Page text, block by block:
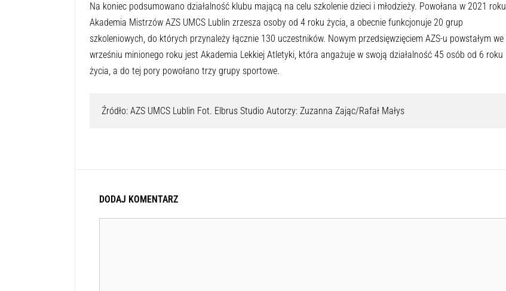
Na koniec podsumowano działalność klubu mającą na celu szkolenie dzieci i młodzieży. Powołana w 2021 roku
Akademia Mistrzów AZS UMCS Lublin zrzesza osoby od 4 roku życia, a obecnie funkcjonuje 20 grup
szkoleniowych, do których przynależy łącznie 130 uczestników. Nowym przedsięwzięciem AZS-u powstałym we
wrześniu minionego roku jest Akademia Lekkiej Atletyki, która angażuje w swoją działalność 45 osób od 6 roku
życia, a do tej pory powołano trzy grupy sportowe.
Źródło: AZS UMCS Lublin Fot. Elbrus Studio Autorzy: Zuzanna Zając/Rafał Małys
DODAJ KOMENTARZ